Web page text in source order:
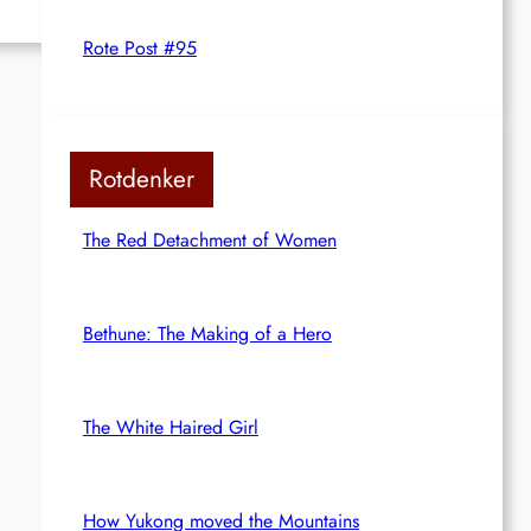
Rote Post #95
Rotdenker
The Red Detachment of Women
Bethune: The Making of a Hero
The White Haired Girl
How Yukong moved the Mountains